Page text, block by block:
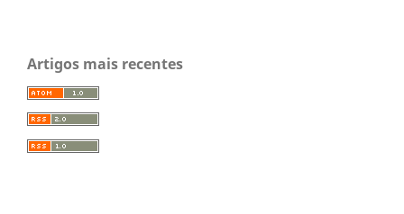
Artigos mais recentes